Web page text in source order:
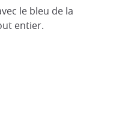
le bleu de la
entier.